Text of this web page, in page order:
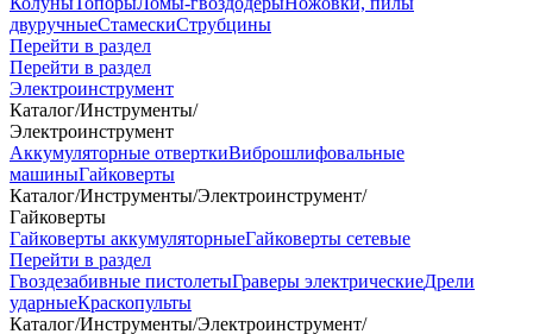
двуручныеСтамескиСтрубцины
Перейти в раздел
Перейти в раздел
Электроинструмент
Каталог/Инструменты/
Электроинструмент
Аккумуляторные отверткиВиброшлифовальные
машиныГайковерты
Каталог/Инструменты/Электроинструмент/
Гайковерты
Гайковерты аккумуляторныеГайковерты сетевые
Перейти в раздел
Гвоздезабивные пистолетыГраверы электрическиеДрели
ударныеКраскопульты
Каталог/Инструменты/Электроинструмент/